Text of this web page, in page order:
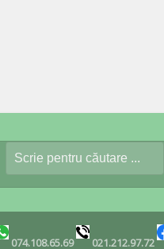
074.108.65.69 021.212.97.72